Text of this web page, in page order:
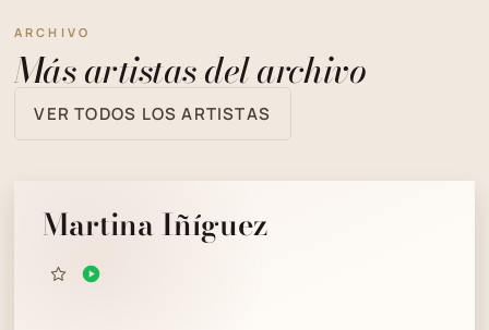
ARCHIVO
Más artistas del archivo
VER TODOS LOS ARTISTAS
Martina Iñíguez